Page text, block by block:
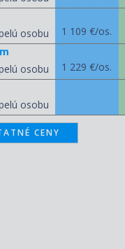
osobu
1 109 €/os.
osobu
1 229 €/os.
osobu
CENY